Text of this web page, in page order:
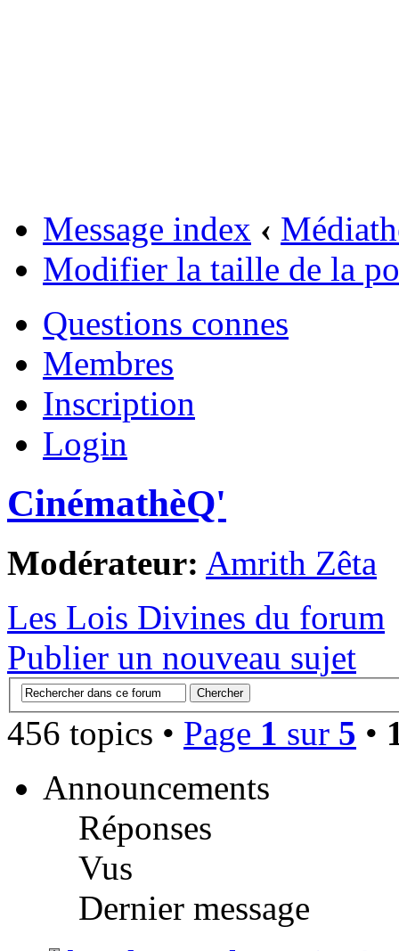
Message index ‹
Modifier la taille de la
Questions connes
Membres
Inscription
Login
CinémathèQ'
Modérateur: Amrith Zêta
Les Lois Divines du forum
Publier un nouveau sujet
456 topics • Page 1 sur 5 •
Announcements
Réponses
Vus
Dernier message